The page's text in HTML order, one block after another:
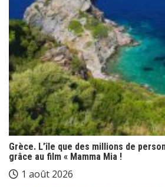
Grèce. L’île que des millions de
grâce au film « Mamma Mia !
1 août 2026